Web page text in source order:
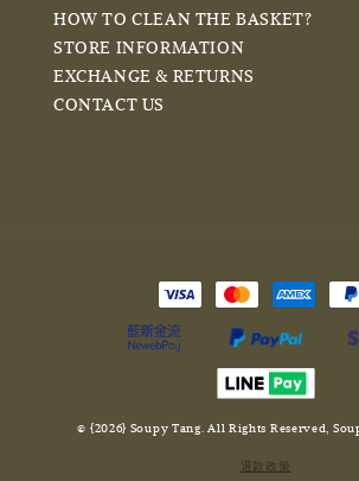
HOW TO CLEAN THE BASKET?
STORE INFORMATION
EXCHANGE & RETURNS
CONTACT US
© {2026} Soupy Tang. All Rights Reserved,
退款政策